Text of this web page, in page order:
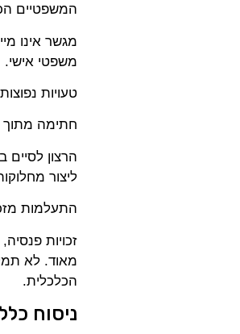
המשפטיים
מגשר אינו
משפטי אישי.
טעויות
חתימה מתוך
הרצון
ליצור
התעלמות
זכויות
מאוד. לא
הכלכלית.
ניסוח